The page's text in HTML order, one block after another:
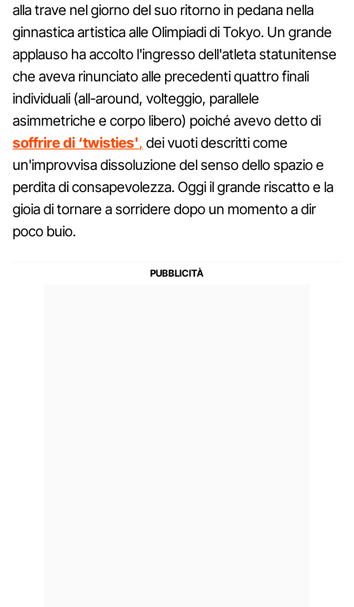
alla trave nel giorno del suo ritorno in pedana nella
ginnastica artistica alle Olimpiadi di Tokyo. Un grande
applauso ha accolto l'ingresso dell'atleta statunitense
che aveva rinunciato alle precedenti quattro finali
individuali (all-around, volteggio, parallele
asimmetriche e corpo libero) poiché avevo detto di
soffrire di ‘twisties', dei vuoti descritti come
un'improvvisa dissoluzione del senso dello spazio e
perdita di consapevolezza. Oggi il grande riscatto e la
gioia di tornare a sorridere dopo un momento a dir
poco buio.